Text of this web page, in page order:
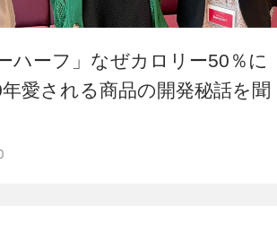
ハーフ」なぜカロリー50％に
愛される商品の開発秘話を聞